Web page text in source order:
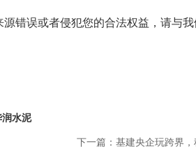
错误或者侵犯您的合法权益，请与
水泥
下一篇：基建央企玩跨界，